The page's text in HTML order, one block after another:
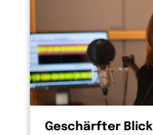
Geschärfter Blick